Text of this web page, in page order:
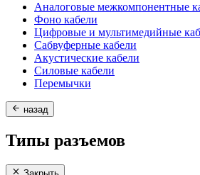
Аналоговые межкомпонентные
Фоно кабели
Цифровые и мультимедийные
Сабвуферные кабели
Акустические кабели
Силовые кабели
Перемычки
назад
Типы разъемов
Закрыть